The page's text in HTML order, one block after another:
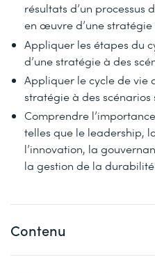
résultats d’un processus
en œuvre d’une stratégie
Appliquer les étapes du
d’une stratégie à des
Appliquer le cycle de vie
stratégie à des scénarios
Comprendre
telles que le leadership,
l’innovation, la
la gestion de la durabilité
Contenu